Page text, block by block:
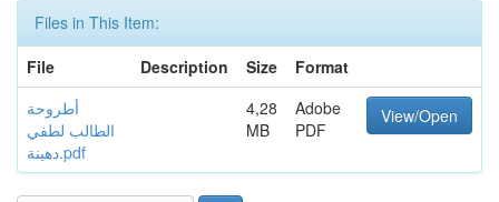
Files in This Item:
File
Description Size
Format
أطروحة
الطالب لطفي
دهينة.pdf
4,28
MB
Adobe
PDF
View/Open